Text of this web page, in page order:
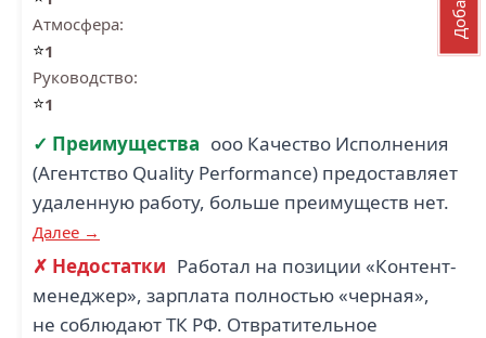
Атмосфера:
⭐1
Руководство:
⭐1
✓ Преимущества ооо Качество Исполнения
(Агентство Quality Performance) предоставляет
удаленную работу, больше преимуществ нет.
Далее →
✗ Недостатки Работал на позиции «Контент-
менеджер», зарплата полностью «черная»,
не соблюдают ТК РФ. Отвратительное